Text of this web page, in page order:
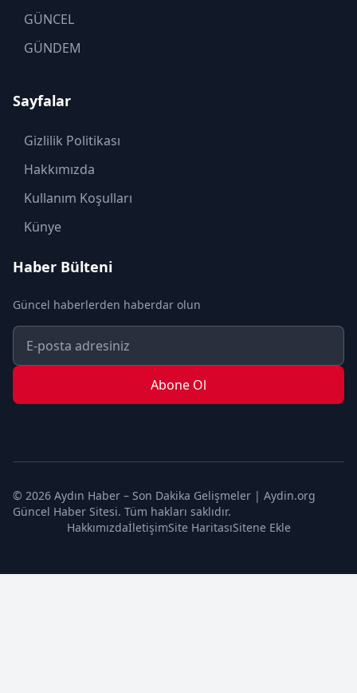
GÜNCEL
GÜNDEM
KÜLTÜR SANAT
MAGAZİN
MODA
OTOMOBİL
POLİTİKA
SON DAKİKA
SPOR
TURİZM
Sayfalar
Gizlilik Politikası
Hakkımızda
Kullanım Koşulları
Künye
Haber Bülteni
Güncel haberlerden haberdar olun
Abone Ol
© 2026 Aydın Haber – Son Dakika Gelişmeler | Aydin.org
Güncel Haber Sitesi. Tüm hakları saklıdır.
HakkımızdaİletişimSite HaritasıSitene Ekle